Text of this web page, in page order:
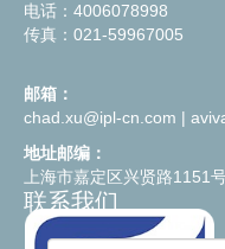
电话：4006078998
传真：021-59967005
邮箱：
chad.xu@ipl-cn.com |
地址邮编：
上海市嘉定区兴贤路1151
联系我们